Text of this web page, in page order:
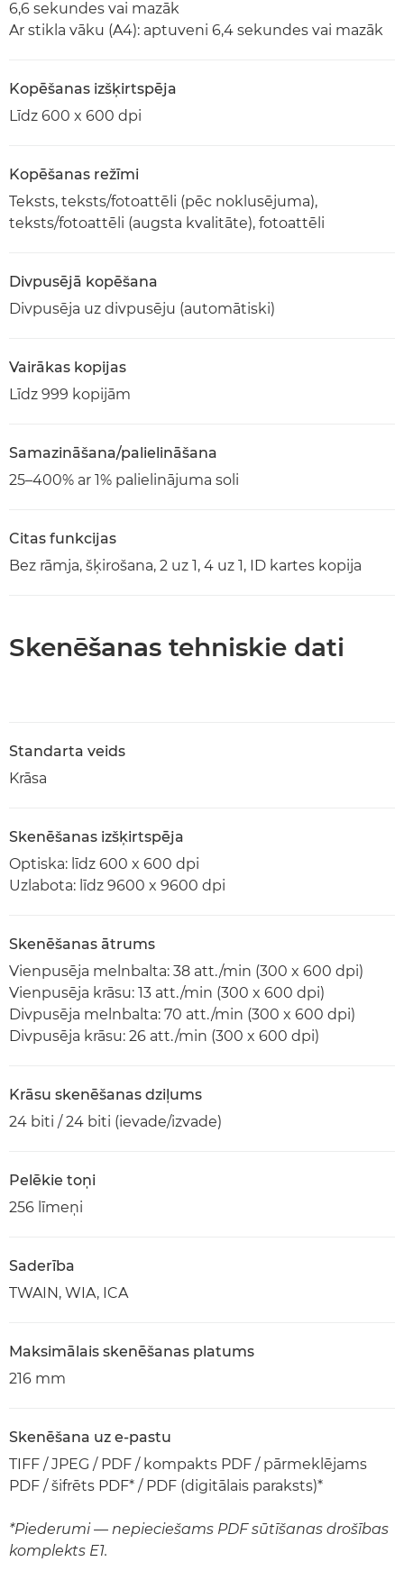
6,6 sekundes vai mazāk
Ar stikla vāku (A4): aptuveni 6,4 sekundes vai mazāk
Kopēšanas izšķirtspēja
Līdz 600 x 600 dpi
Kopēšanas režīmi
Teksts, teksts/fotoattēli (pēc noklusējuma),
teksts/fotoattēli (augsta kvalitāte), fotoattēli
Divpusējā kopēšana
Divpusēja uz divpusēju (automātiski)
Vairākas kopijas
Līdz 999 kopijām
Samazināšana/palielināšana
25–400% ar 1% palielinājuma soli
Citas funkcijas
Bez rāmja, šķirošana, 2 uz 1, 4 uz 1, ID kartes kopija
Skenēšanas tehniskie dati
Standarta veids
Krāsa
Skenēšanas izšķirtspēja
Optiska: līdz 600 x 600 dpi
Uzlabota: līdz 9600 x 9600 dpi
Skenēšanas ātrums
Vienpusēja melnbalta: 38 att./min (300 x 600 dpi)
Vienpusēja krāsu: 13 att./min (300 x 600 dpi)
Divpusēja melnbalta: 70 att./min (300 x 600 dpi)
Divpusēja krāsu: 26 att./min (300 x 600 dpi)
Krāsu skenēšanas dziļums
24 biti / 24 biti (ievade/izvade)
Pelēkie toņi
256 līmeņi
Saderība
TWAIN, WIA, ICA
Maksimālais skenēšanas platums
216 mm
Skenēšana uz e-pastu
TIFF / JPEG / PDF / kompakts PDF / pārmeklējams
PDF / šifrēts PDF* / PDF (digitālais paraksts)*
*Piederumi — nepieciešams PDF sūtīšanas drošības
komplekts E1.